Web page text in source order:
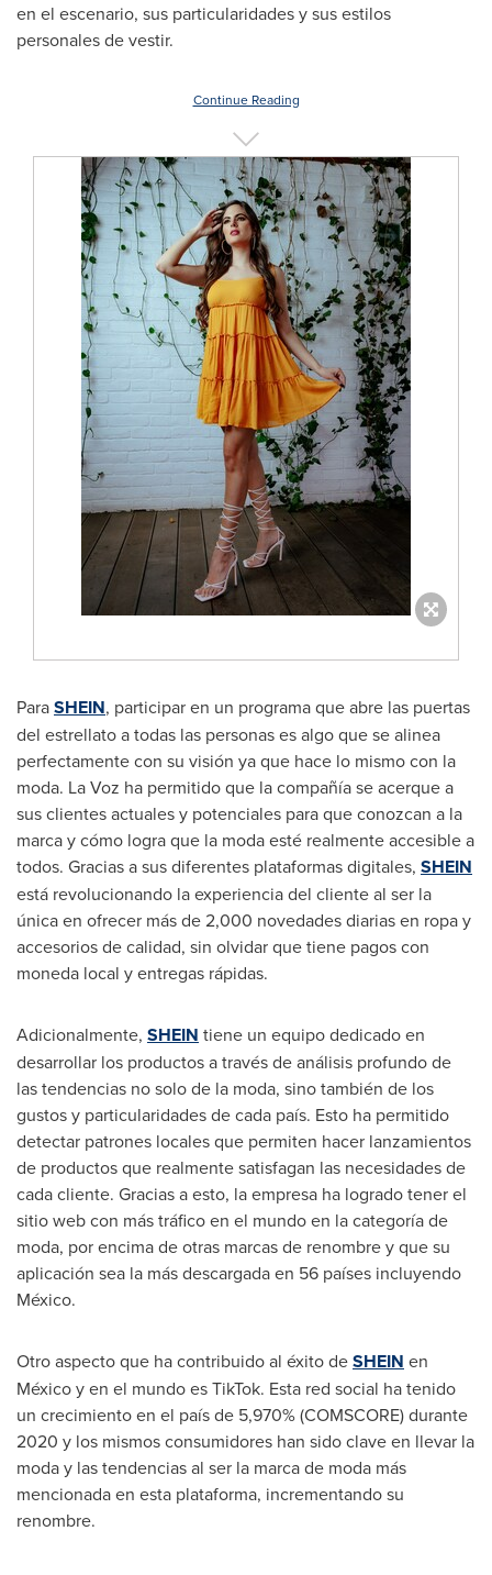
en el escenario, sus particularidades y sus estilos
personales de vestir.
Continue Reading
ParaSHEIN, participar en un programa que abre las puertas
del estrellato a todas las personas es algo que se alinea
perfectamente con su visión ya que hace lo mismo con la
moda. La Voz ha permitido que la compañía se acerque a
sus clientes actuales y potenciales para que conozcan a la
marca y cómo logra que la moda esté realmente accesible a
todos. Gracias a sus diferentes plataformas digitales, SHEIN
está revolucionando la experiencia del cliente al ser la
única en ofrecer más de 2,000 novedades diarias en ropa y
accesorios de calidad, sin olvidar que tiene pagos con
moneda local y entregas rápidas.
Adicionalmente, SHEIN tiene un equipo dedicado en
desarrollar los productos a través de análisis profundo de
las tendencias no solo de la moda, sino también de los
gustos y particularidades de cada país. Esto ha permitido
detectar patrones locales que permiten hacer lanzamientos
de productos que realmente satisfagan las necesidades de
cada cliente. Gracias a esto, la empresa ha logrado tener el
sitio web con más tráfico en el mundo en la categoría de
moda, por encima de otras marcas de renombre y que su
aplicación sea la más descargada en 56 países incluyendo
México.
Otro aspecto que ha contribuido al éxito deSHEIN en
México y en el mundo es TikTok. Esta red social ha tenido
un crecimiento en el país de 5,970% (COMSCORE) durante
2020 y los mismos consumidores han sido clave en llevar la
moda y las tendencias al ser la marca de moda más
mencionada en esta plataforma, incrementando su
renombre.